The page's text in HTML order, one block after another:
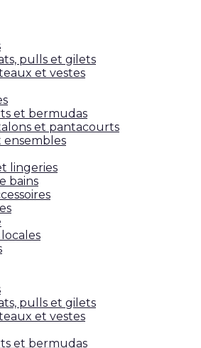
pulls et gilets
et vestes
et bermudas
et pantacourts
ensembles
lingeries
bains
pulls et gilets
et vestes
et bermudas